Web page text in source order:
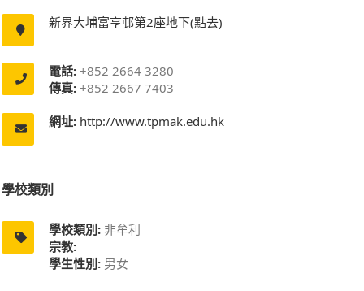
新界大埔富亨邨第2座地下(點去)
電話: +852 2664 3280
傳真: +852 2667 7403
網址: http://www.tpmak.edu.hk
學校類別
學校類別: 非牟利
宗教:
學生性別: 男女